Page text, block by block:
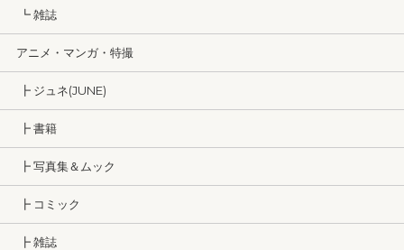
┗ 雑誌
アニメ・マンガ・特撮
┣ ジュネ(JUNE)
┣ 書籍
┣ 写真集＆ムック
┣ コミック
┣ 雑誌